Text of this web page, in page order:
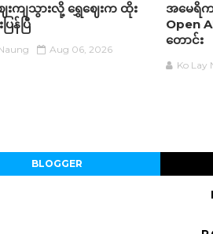
းကျသွားလို့ ရွှေဈေးက ထိုး
န်ပြီ
Aug 06, 2026
အမေရိ
Open
တောင်း
Ko Lay
BLOGGER